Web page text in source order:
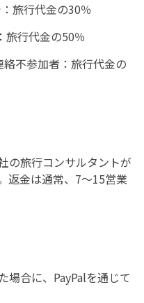
旅行代金の30％
旅行代金の50％
不参加者：旅行代金の
の旅行コンサルタントが
返金は通常、7～15営業
場合に、PayPalを通じて